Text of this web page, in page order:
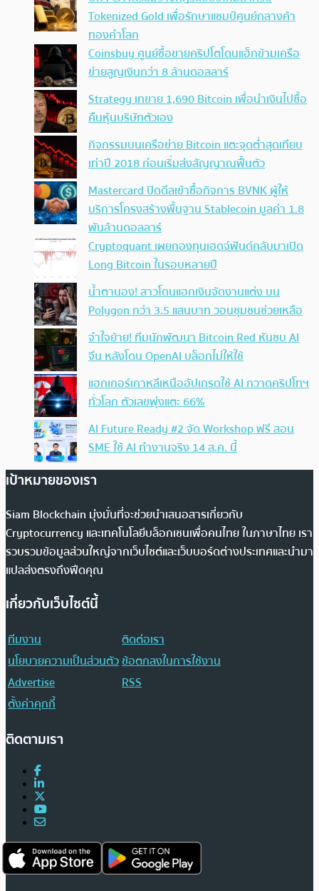
Tokenized Gold เพื่อรักษาแชมป์ศูนย์กลางค้า
ทองคำโลก
Coinsbuy ศูนย์ซื้อขายคริปโตโดนแฮ็กข้ามเครือ
ข่ายสูญเงินกว่า 8 ล้านดอลลาร์
Strategy เทขาย 1,690 Bitcoin เพื่อนำเงินไปซื้อ
คืนหุ้นบริษัทตัวเอง
กิจกรรมบนเครือข่าย Bitcoin แตะจุดต่ำสุดเทียบ
เท่าปี 2018 ก่อนเริ่มส่งสัญญาณฟื้นตัว
Mastercard ปิดดีลเข้าซื้อกิจการ BVNK ผู้ให้
บริการโครงสร้างพื้นฐาน Stablecoin มูลค่า 1.8
พันล้านดอลลาร์
Cryptoquant เผยกองทุนเฮดจ์ฟันด์กลับมาเปิด
Long Bitcoin ในรอบหลายปี
น้ำตานอง! สาวโดนแฮกเงินจัดงานแต่ง บน
Polygon กว่า 3.5 แสนบาท วอนชุมชนช่วยเหลือ
จำใจย้าย! ทีมนักพัฒนา Bitcoin Red หันซบ AI
จีน หลังโดน OpenAI บล็อกไม่ให้ใช้
แฮกเกอร์เกาหลีเหนืออัปเกรดใช้ AI กวาดคริปโทฯ
ทั่วโลก ตัวเลขพุ่งแตะ 66%
AI Future Ready #2 จัด Workshop ฟรี สอน
SME ใช้ AI ทำงานจริง 14 ส.ค. นี้
เป้าหมายของเรา
Siam Blockchain มุ่งมั่นที่จะช่วยนำเสนอสารเกี่ยวกับ
Cryptocurrency และเทคโนโลยีบล็อกเชนเพื่อคนไทย ในภาษาไทย เรา
รวบรวมข้อมูลส่วนใหญ่จากเว็บไซต์และเว็บบอร์ดต่างประเทศและนำมา
แปลส่งตรงถึงฟีดคุณ
เกี่ยวกับเว็บไซต์นี้
ทีมงาน
ติดต่อเรา
นโยบายความเป็นส่วนตัวข้อตกลงในการใช้งาน
Advertise
RSS
ตั้งค่าคุกกี้
ติดตามเรา